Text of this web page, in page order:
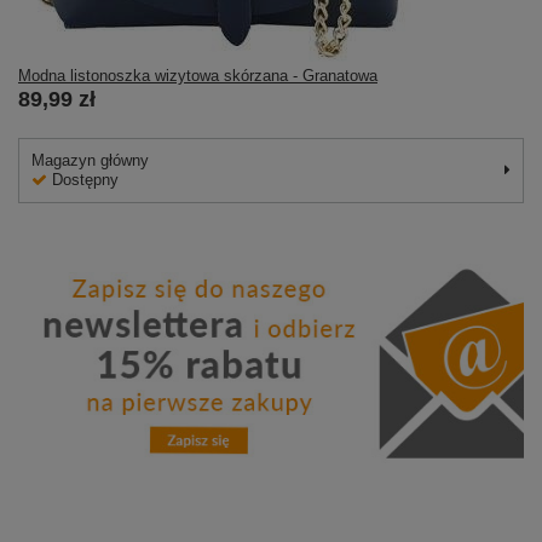
Modna listonoszka wizytowa skórzana - Granatowa
89,99 zł
Magazyn główny
Dostępny